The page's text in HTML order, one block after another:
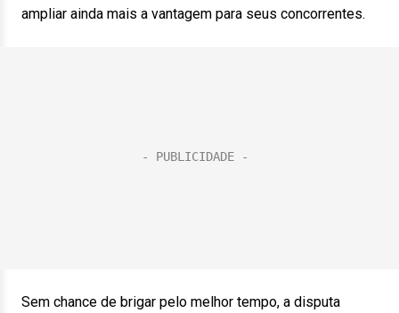
ampliar ainda mais a vantagem para seus concorrentes.
Sem chance de brigar pelo melhor tempo, a disputa